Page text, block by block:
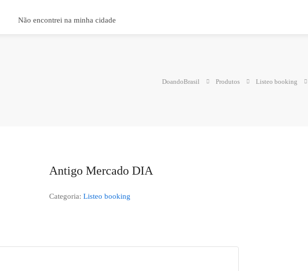
Não encontrei na minha cidade
DoandoBrasil Produtos Listeo booking
Antigo Mercado DIA
Categoria: Listeo booking